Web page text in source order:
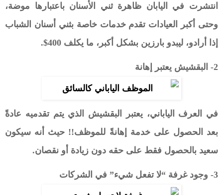
انتشرت في اليابان ظاهرة ثني الأسنان باعتبارها موضة،
وحتى أكبر العيادات تقدم خدمات خاصة بثني أسنان الشباب
إذا أرادو، ليبدو بارزين بشكل أكبر، ما يكلف 400$.
2- البقشيش يعتبر إهانة
في العرف الياباني، يعتبر البقشيش الذي يتم تقدميه عادةً
بعد الحصول على خدمة إهانةً للموظف!! حيث أنه سيكون
سعيد بالحصول فقط على حقه دون زيادة أو نقصان.
3- وجود غرفة “لا تفعل شيء” في الشركات